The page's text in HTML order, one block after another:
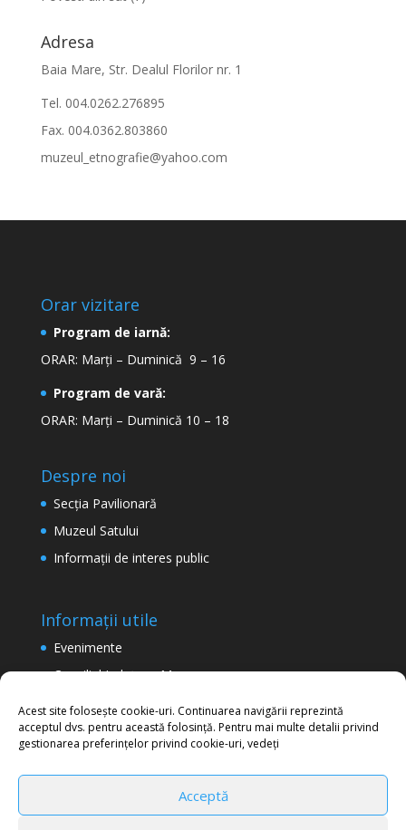
Acest site folosește cookie-uri. Continuarea navigării reprezintă
acceptul dvs. pentru această folosință. Pentru mai multe detalii privind
gestionarea preferințelor privind cookie-uri, vedeți
Acceptă
Adresa
Baia Mare, Str. Dealul Florilor nr. 1
Tel. 004.0262.276895
Fax. 004.0362.803860
muzeul_etnografie@yahoo.com
Orar vizitare
Program de iarnă:
ORAR: Marți – Duminică 9 – 16
Program de vară:
ORAR: Marți – Duminică 10 – 18
Despre noi
Secţia Pavilionară
Muzeul Satului
Informaţii de interes public
Informații utile
Evenimente
Consiliul Județean Maramureș
Termeni şi condiţii de utilizare a site-ului
Politica de confidențialitate